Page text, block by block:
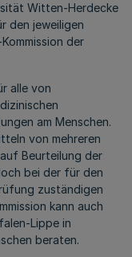
Witten-Herdecke
den jeweiligen
der
alle von
am Menschen.
von mehreren
Beurteilung der
bei der für den
zuständigen
kann auch
Lippe in
beraten.